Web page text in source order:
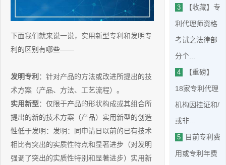
下面我们就来说一说，实用新型专利和发明专
利的区别有哪些——
发明专利 ：针对产品的方法或改进所提出的技
术方案（产品、方法、工艺流程）。
实用新型：仅限于产品的形状构成或其组合所
提出的新的技术方案（产品）实用新型的创造
性低于发明：发明：同申请日以前的已有技术
相比有突出的实质性特点和显著进步（对发明
强调了突出的实质性特别和显著进步）实用新
3 【收藏】专
利代理师资格
考试之法律部
分个...
4 【重磅】
18家专利代理
机构因挂证和/
或非...
5 目前专利费
用或专利年费